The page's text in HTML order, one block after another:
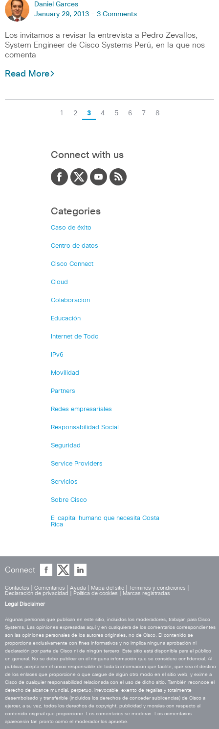
Daniel Garces
January 29, 2013 - 3 Comments
Los invitamos a revisar la entrevista a Pedro Zevallos,
System Engineer de Cisco Systems Perú, en la que nos
comenta
Read More
1 2 3 4 5 6 7 8
Connect with us
Categories
Caso de éxito
Centro de datos
Cisco Connect
Cloud
Colaboración
Educación
Internet de Todo
IPv6
Movilidad
Partners
Redes empresariales
Responsabilidad Social
Seguridad
Service Providers
Servicios
Sobre Cisco
El capital humano que necesita Costa
Rica
Connect
Contactos Comentarios Ayuda Mapa del sitio Términos y condiciones
Declaración de privacidad
Política de cookies
Marcas registradas
Legal Disclaimer
Algunas personas que publican en este sitio, incluidos los moderadores, trabajan para Cisco
Systems. Las opiniones expresadas aquí y en cualquiera de los comentarios correspondientes
son las opiniones personales de los autores originales, no de Cisco. El contenido se
proporciona exclusivamente con fines informativos y no implica ninguna aprobación ni
declaración por parte de Cisco ni de ningún tercero. Este sitio está disponible para el público
en general. No se debe publicar en él ninguna información que se considere confidencial. Al
publicar, acepta ser el único responsable de toda la información que facilite, que sea el destino
de los enlaces que proporcione o que cargue de algún otro modo en el sitio web, y exime a
Cisco de cualquier responsabilidad relacionada con el uso de dicho sitio. También reconoce el
derecho de alcance mundial, perpetuo, irrevocable, exento de regalías y totalmente
desembolsado y transferible (incluidos los derechos de conceder sublicencias) de Cisco a
ejercer, a su vez, todos los derechos de copyright, publicidad y morales con respecto al
contenido original que proporcione. Los comentarios se moderan. Los comentarios
aparecerán tan pronto como el moderador los apruebe.